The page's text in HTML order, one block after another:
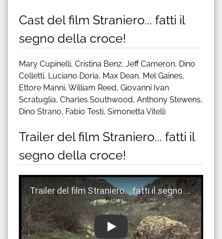
Cast del film Straniero... fatti il
segno della croce!
Mary Cupinelli, Cristina Benz, Jeff Cameron, Dino
Colletti, Luciano Doria, Max Dean, Mel Gaines,
Ettore Manni, William Reed, Giovanni Ivan
Scratuglia, Charles Southwood, Anthony Stewens,
Dino Strano, Fabio Testi, Simonetta Vitelli
Trailer del film Straniero... fatti il
segno della croce!
Guarda trailer del film Straniero... fatti il segno della